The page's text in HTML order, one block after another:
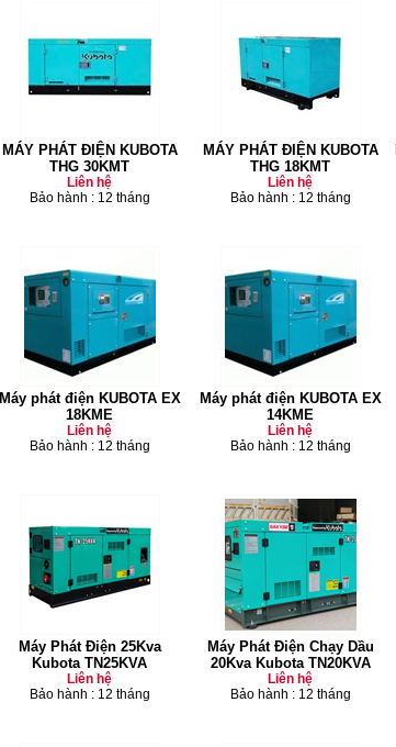
MÁY PHÁT ĐIỆN KUBOTA
THG 30KMT
Liên hệ
Bảo hành : 12 tháng
MÁY PHÁT ĐIỆN KUBOTA
THG 18KMT
Liên hệ
Bảo hành : 12 tháng
Máy phát điện KUBOTA EX
18KME
Liên hệ
Bảo hành : 12 tháng
Máy phát điện KUBOTA EX
14KME
Liên hệ
Bảo hành : 12 tháng
Máy Phát Điện 25Kva
Kubota TN25KVA
Liên hệ
Bảo hành : 12 tháng
Máy Phát Điện Chạy Dầu
20Kva Kubota TN20KVA
Liên hệ
Bảo hành : 12 tháng